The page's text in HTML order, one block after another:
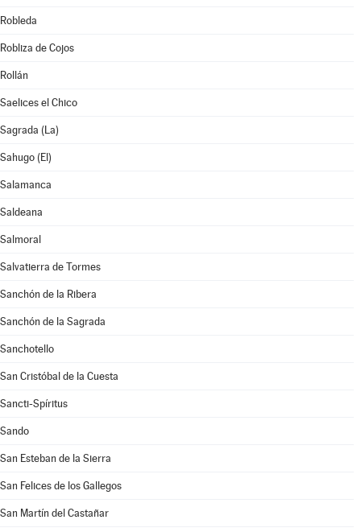
Robleda
Robliza de Cojos
Rollán
Saelices el Chico
Sagrada (La)
Sahugo (El)
Salamanca
Saldeana
Salmoral
Salvatierra de Tormes
Sanchón de la Ribera
Sanchón de la Sagrada
Sanchotello
San Cristóbal de la Cuesta
Sancti-Spíritus
Sando
San Esteban de la Sierra
San Felices de los Gallegos
San Martín del Castañar